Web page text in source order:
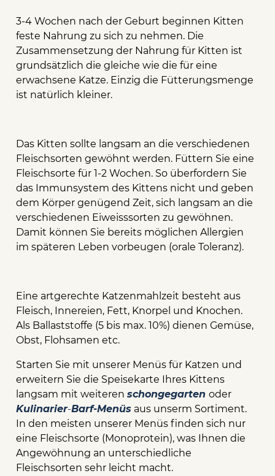
3-4 Wochen nach der Geburt beginnen Kitten
feste Nahrung zu sich zu nehmen. Die
Zusammensetzung der Nahrung für Kitten ist
grundsätzlich die gleiche wie die für eine
erwachsene Katze. Einzig die Fütterungsmenge
ist natürlich kleiner.
Das Kitten sollte langsam an die verschiedenen
Fleischsorten gewöhnt werden. Füttern Sie eine
Fleischsorte für 1-2 Wochen. So überfordern Sie
das Immunsystem des Kittens nicht und geben
dem Körper genügend Zeit, sich langsam an die
verschiedenen Eiweisssorten zu gewöhnen.
Damit können Sie bereits möglichen Allergien
im späteren Leben vorbeugen (orale Toleranz).
Eine artgerechte Katzenmahlzeit besteht aus
Fleisch, Innereien, Fett, Knorpel und Knochen.
Als Ballaststoffe (5 bis max. 10%) dienen Gemüse,
Obst, Flohsamen etc.
Starten Sie mit unserer Menüs für Katzen und
erweitern Sie die Speisekarte Ihres Kittens
langsam mit weiterenschongegartenoder
Kulinarier-Barf-Menüs aus unserm Sortiment.
In den meisten unserer Menüs finden sich nur
eine Fleischsorte (Monoprotein), was Ihnen die
Angewöhnung an unterschiedliche
Fleischsorten sehr leicht macht.